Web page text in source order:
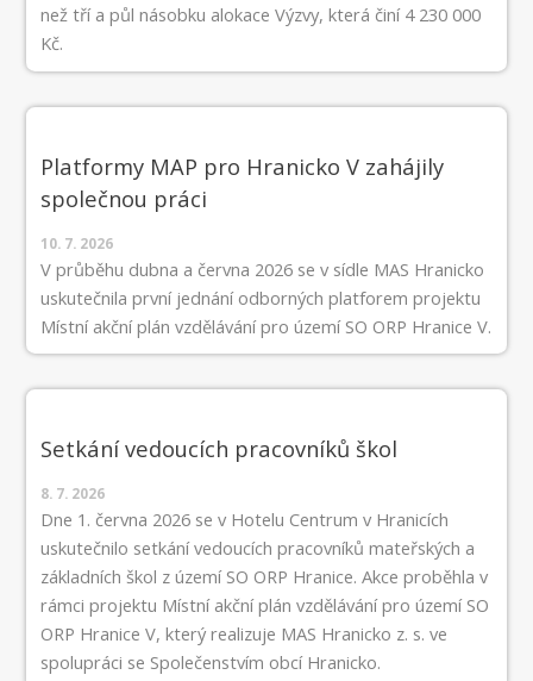
než tří a půl násobku alokace Výzvy, která činí 4 230 000
Kč.
Platformy MAP pro Hranicko V zahájily
společnou práci
10. 7. 2026
V průběhu dubna a června 2026 se v sídle MAS Hranicko
uskutečnila první jednání odborných platforem projektu
Místní akční plán vzdělávání pro území SO ORP Hranice V.
Setkání vedoucích pracovníků škol
8. 7. 2026
Dne 1. června 2026 se v Hotelu Centrum v Hranicích
uskutečnilo setkání vedoucích pracovníků mateřských a
základních škol z území SO ORP Hranice. Akce proběhla v
rámci projektu Místní akční plán vzdělávání pro území SO
ORP Hranice V, který realizuje MAS Hranicko z. s. ve
spolupráci se Společenstvím obcí Hranicko.